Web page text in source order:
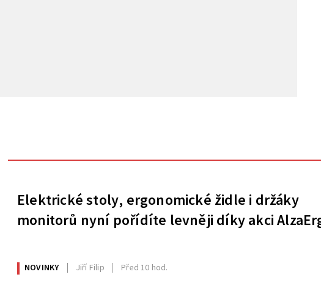
Elektrické stoly, ergonomické židle i držáky
monitorů nyní pořídíte levněji díky akci
NOVINKY Jiří Filip Před 10 hod.